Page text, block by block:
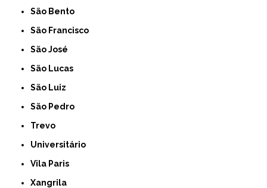
São Bento
São Francisco
São José
São Lucas
São Luiz
São Pedro
Trevo
Universitário
Vila Paris
Xangrila